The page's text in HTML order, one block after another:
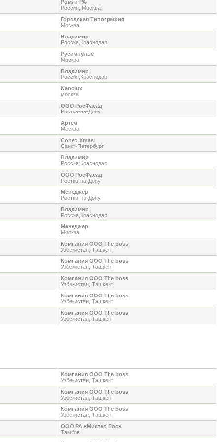
Роман РА
Россия, Москва
Городская Типография
Москва
Владимир
Россия,Краснодар
Русимпульс
Москва
Владимир
Россия,Краснодар
Nanolux
москва
ООО РосФасад
Ростов-на-Дону
Артем
Москва
Conso Xmas
Санкт-Петербург
Владимир
Россия,Краснодар
ООО РосФасад
Ростов-на-Дону
Менеджер
Ростов-на-Дону
Владимир
Россия,Краснодар
Менеджер
Москва
Компания ООО The boss
Узбекистан, Ташкент
Компания ООО The boss
Узбекистан, Ташкент
Компания ООО The boss
Узбекистан, Ташкент
Компания ООО The boss
Узбекистан, Ташкент
Компания ООО The boss
Узбекистан, Ташкент
Компания ООО The boss
Узбекистан, Ташкент
Компания ООО The boss
Узбекистан, Ташкент
Компания ООО The boss
Узбекистан, Ташкент
ООО РА «Мистер Пос»
Тамбов